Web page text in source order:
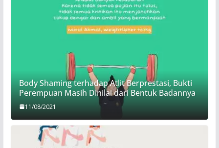
Body Shaming terhadap Atlit Berprestasi, Bukti
Perempuan Masih Dinilai dari Bentuk Badannya
11/08/2021